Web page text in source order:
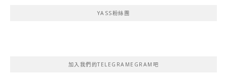
YASS粉絲團
加入我們的TELEGRAMEGRAM吧